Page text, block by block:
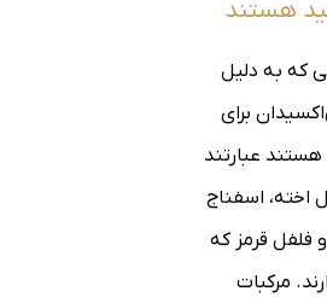
هستند
که به دلیل
برای
عبارتند
اخته، اسفناج
فلفل قرمز که
مرکبات